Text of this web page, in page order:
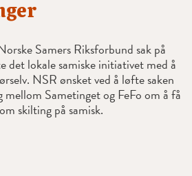
Samers Riksforbund sak på
det lokale samiske initiativet med å
NSR ønsket ved å løfte saken
mellom Sametinget og FeFo om å få
skilting på samisk.